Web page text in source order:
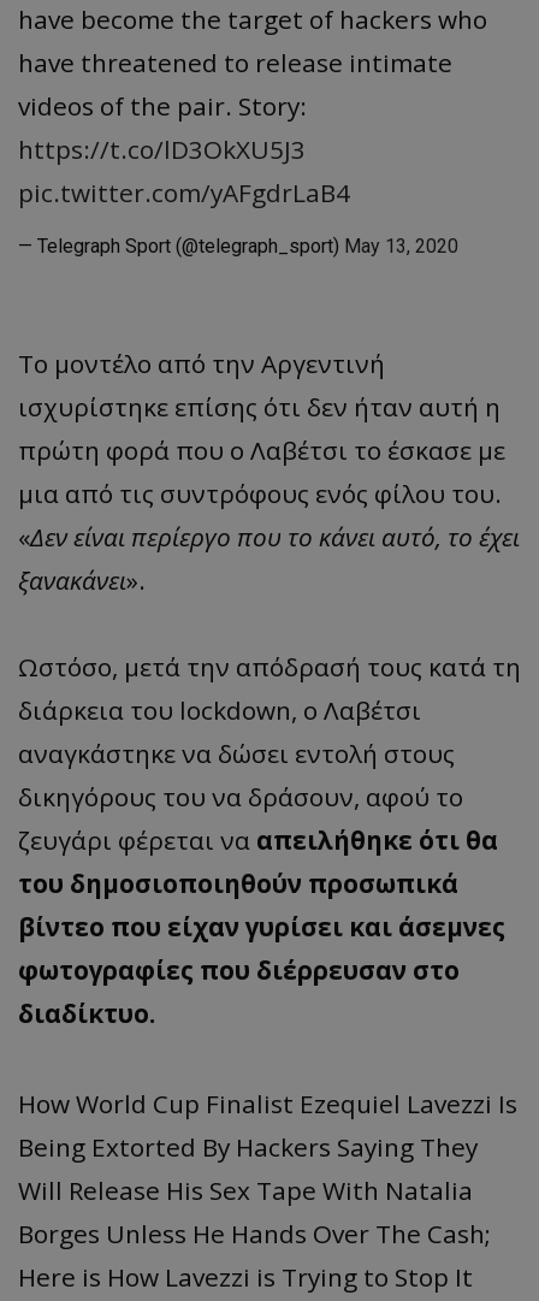
have become the target of hackers who
have threatened to release intimate
videos of the pair. Story:
https://t.co/lD3OkXU5J3
pic.twitter.com/yAFgdrLaB4
— Telegraph Sport (@telegraph_sport) May 13, 2020
Το μοντέλο από την Αργεντινή
ισχυρίστηκε επίσης ότι δεν ήταν αυτή η
πρώτη φορά που ο Λαβέτσι το έσκασε με
μια από τις συντρόφους ενός φίλου του.
«Δεν είναι περίεργο που το κάνει αυτό, το έχει
ξανακάνει».
Ωστόσο, μετά την απόδρασή τους κατά τη
διάρκεια του lockdown, ο Λαβέτσι
αναγκάστηκε να δώσει εντολή στους
δικηγόρους του να δράσουν, αφού το
ζευγάρι φέρεται να απειλήθηκε ότι θα
του δημοσιοποιηθούν προσωπικά
βίντεο που είχαν γυρίσει και άσεμνες
φωτογραφίες που διέρρευσαν στο
διαδίκτυο.
How World Cup Finalist Ezequiel Lavezzi Is
Being Extorted By Hackers Saying They
Will Release His Sex Tape With Natalia
Borges Unless He Hands Over The Cash;
Here is How Lavezzi is Trying to Stop It